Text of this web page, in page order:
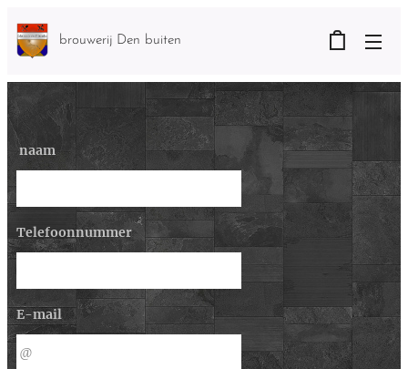
brouwerij Den buiten
naam
Telefoonnummer
E-mail